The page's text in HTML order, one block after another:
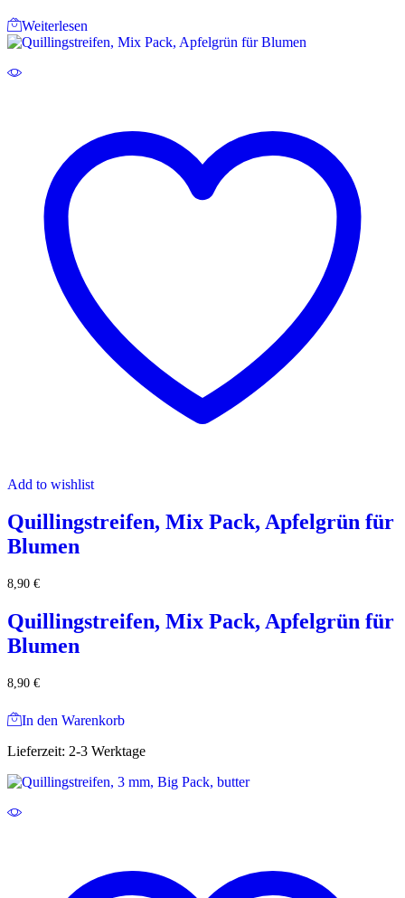
Weiterlesen
Add to wishlist
Quillingstreifen, Mix Pack, Apfelgrün für
Blumen
8,90 €
Quillingstreifen, Mix Pack, Apfelgrün für
Blumen
8,90 €
In den Warenkorb
Lieferzeit: 2-3 Werktage